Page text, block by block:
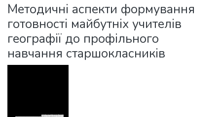
Statistics
Методичні аспекти формування
готовності майбутніх учителів
географії до профільного
навчання старшокласників